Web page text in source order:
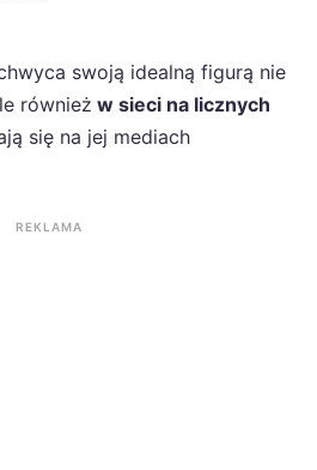
swoją idealną figurą nie
również w sieci na licznych
się na jej mediach
REKLAMA